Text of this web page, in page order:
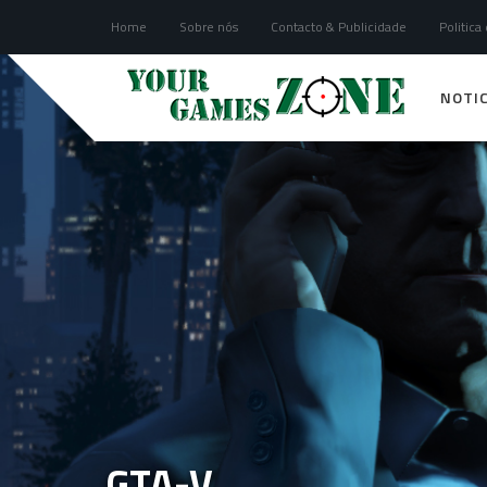
Home Sobre nós Contacto & Publicidade Politica